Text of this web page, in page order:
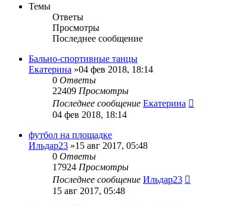
Темы
Ответы
Просмотры
Последнее сообщение
Бально-спортивные танцы
Екатерина »04 фев 2018, 18:14
0 Ответы
22409 Просмотры
Последнее сообщение Екатерина
04 фев 2018, 18:14
футбол на площадке
Ильдар23 »15 авг 2017, 05:48
0 Ответы
17924 Просмотры
Последнее сообщение Ильдар23
15 авг 2017, 05:48